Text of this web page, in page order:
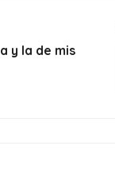
y la de mis